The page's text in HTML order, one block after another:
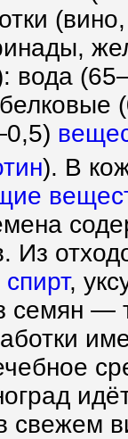
вода
). В
Из
,
семян
свежем